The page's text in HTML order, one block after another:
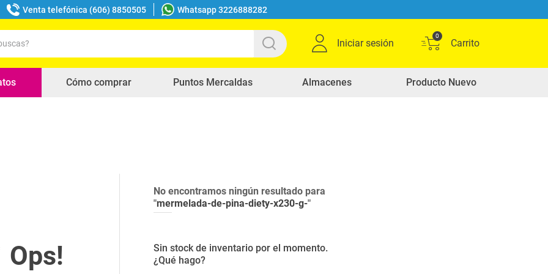
Venta telefónica (606) 8850505 Whatsapp 3226888282
Iniciar sesión
0
Cómo comprar Puntos Mercaldas Almacenes Producto Nuevo
No encontramos ningún resultado para
"mermelada-de-pina-diety-x230-g-"
Sin stock de inventario por el momento.
¿Qué hago?
buscados